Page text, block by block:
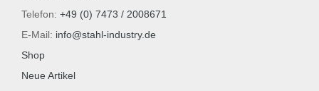
Telefon: +49 (0) 7473 / 2008671
E-Mail: info@stahl-industry.de
Shop
Neue Artikel